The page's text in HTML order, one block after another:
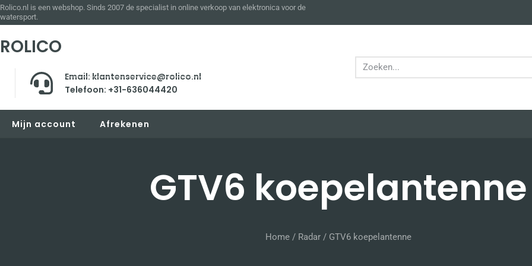
Rolico.nl is een webshop. Sinds 2007 de specialist in online verkoop van elektronica voor de
watersport.
ROLICO
Email: klantenservice@rolico.nl
Telefoon: +31-636044420
Mijn account Afrekenen
GTV6 koepelantenne
Home / Radar / GTV6 koepelantenne